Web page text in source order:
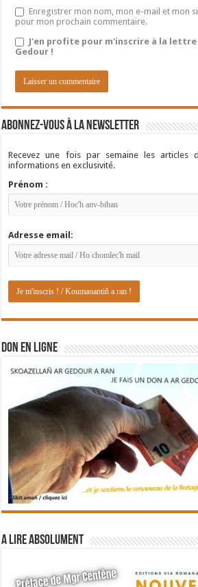
Enregistrer mon nom, mon e-mail et mon
pour mon prochain commentaire.
J'en profite pour m'inscrire à la
Gedour !
Abonnez-vous à la newsletter
Recevez une fois par semaine les articles
informations en exclusivité.
Prénom :
Adresse email:
DON EN LIGNE
A lire absolument